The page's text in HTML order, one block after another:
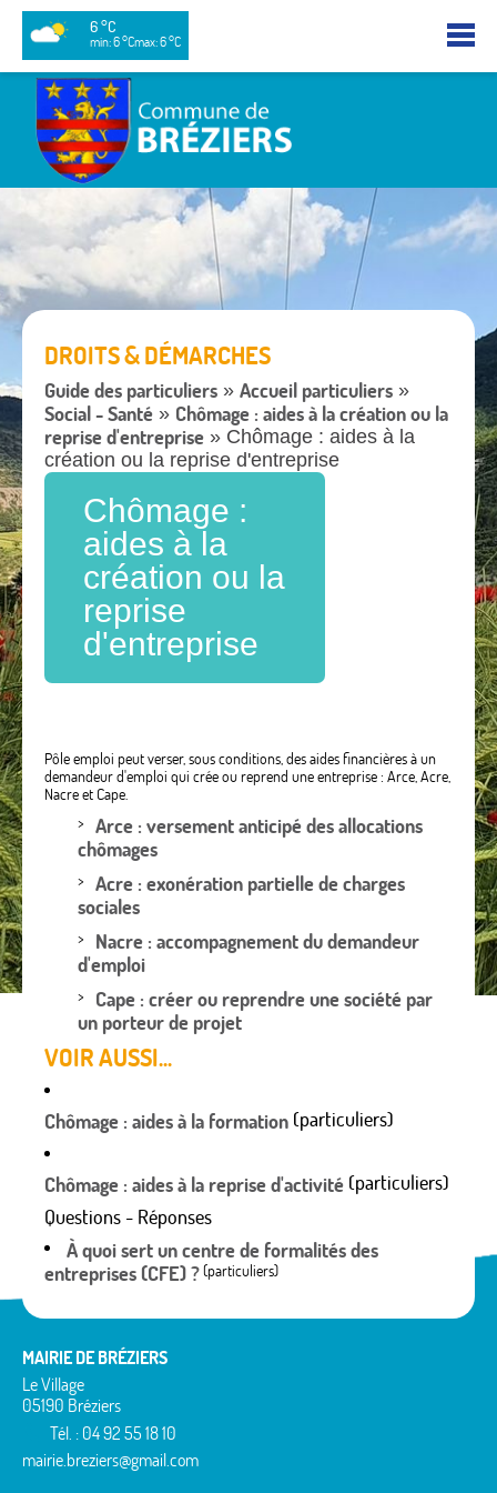
6 °C
min: 6 °Cmax: 6 °C
DROITS & DÉMARCHES
Guide des particuliers » Accueil particuliers »
Social - Santé » Chômage : aides à la création ou la
reprise d'entreprise » Chômage : aides à la
création ou la reprise d'entreprise
Chômage :
aides à la
création ou la
reprise
d'entreprise
Pôle emploi peut verser, sous conditions, des aides financières à un
demandeur d'emploi qui crée ou reprend une entreprise : Arce, Acre,
Nacre et Cape.
Arce : versement anticipé des allocations
chômages
Acre : exonération partielle de charges
sociales
Nacre : accompagnement du demandeur
d'emploi
Cape : créer ou reprendre une société par
un porteur de projet
VOIR AUSSI...
Chômage : aides à la formation (particuliers)
Chômage : aides à la reprise d'activité (particuliers)
Questions - Réponses
À quoi sert un centre de formalités des
entreprises (CFE) ?(particuliers)
MAIRIE DE BRÉZIERS
Le Village
05190 Bréziers
Tél. : 04 92 55 18 10
mairie.breziers@gmail.com